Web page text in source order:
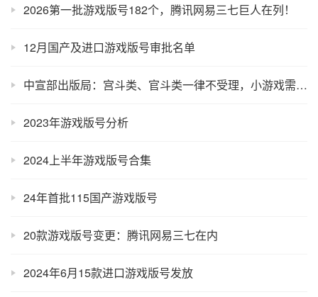
2026第一批游戏版号182个，腾讯网易三七巨人在列！
12月国产及进口游戏版号审批名单
中宣部出版局：宫斗类、官斗类一律不受理，小游戏需申请版号
2023年游戏版号分析
2024上半年游戏版号合集
24年首批115国产游戏版号
20款游戏版号变更：腾讯网易三七在内
2024年6月15款进口游戏版号发放